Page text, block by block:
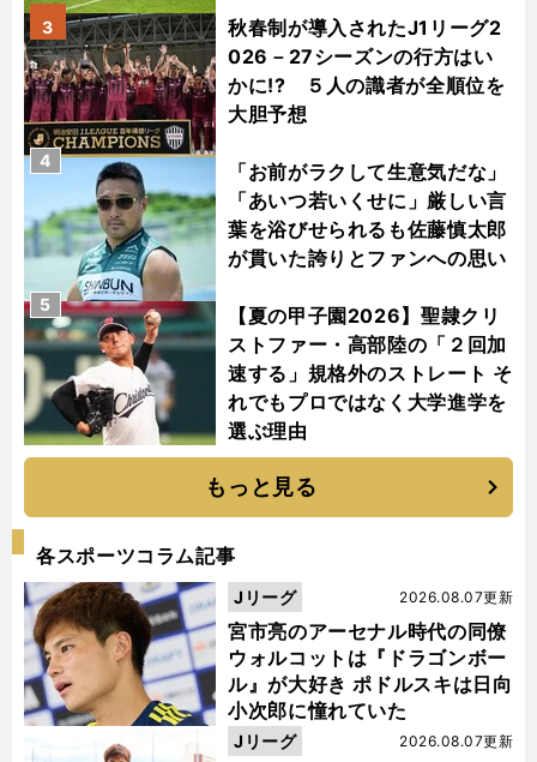
秋春制が導入されたJ1リーグ2
026－27シーズンの行方はい
かに!? ５人の識者が全順位を
大胆予想
3
「お前がラクして生意気だな」
「あいつ若いくせに」厳しい言
葉を浴びせられるも佐藤慎太郎
が貫いた誇りとファンへの思い
4
【夏の甲子園2026】聖隷クリ
ストファー・高部陸の「２回加
速する」規格外のストレート そ
れでもプロではなく大学進学を
選ぶ理由
5
もっと見る
各スポーツコラム記事
宮市亮のアーセナル時代の同僚
ウォルコットは『ドラゴンボー
ル』が大好き ポドルスキは日向
小次郎に憧れていた
2026.08.07更新
Jリーグ
2026.08.07更新
Jリーグ